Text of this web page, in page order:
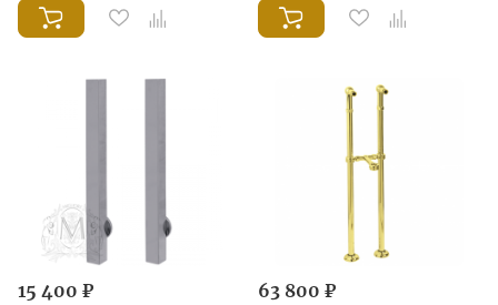
15 400 ₽ 63 800 ₽